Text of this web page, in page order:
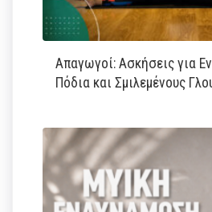
Απαγωγοί: Ασκήσεις για
Πόδια και Σμιλεμένους